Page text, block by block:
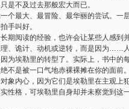
是不及过去那般宏大而已。
个最大、最冒险、最华丽的尝试。一
手叫好。
期阅读的经验，也许会让某些人感到
、诡计、动机或逆转，而是因为……
为埃勒里的转型了。实际上，书中的
不是被一口气地赤裸裸摊在你的面前
象内心，因为它们是埃勒里在主观上
性格，可埃勒里自身却并未察觉到这